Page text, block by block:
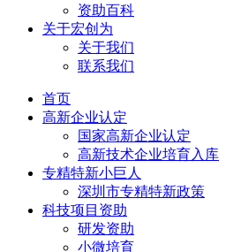
资助百科
关于宏创为
关于我们
联系我们
首页
高新企业认定
国家高新企业认定
高新技术企业培育入库
专精特新小巨人
深圳市专精特新政策
科技项目资助
研发资助
小微培育